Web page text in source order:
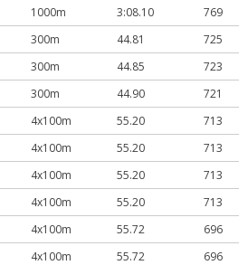
1000m 3:08.10
769
300m 44.81
725
300m 44.85
723
300m 44.90
721
4x100m 55.20
713
4x100m 55.20
713
4x100m 55.20
713
4x100m 55.20
713
4x100m 55.72
696
4x100m 55.72 696